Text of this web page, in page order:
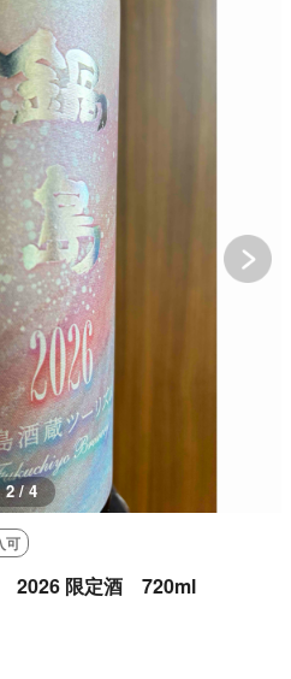
2 / 4
可
2026 限定酒 720ml